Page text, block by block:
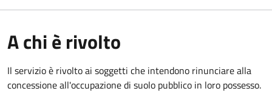
A chi è rivolto
Il servizio è rivolto ai soggetti che intendono rinunciare alla
concessione all'occupazione di suolo pubblico in loro possesso.